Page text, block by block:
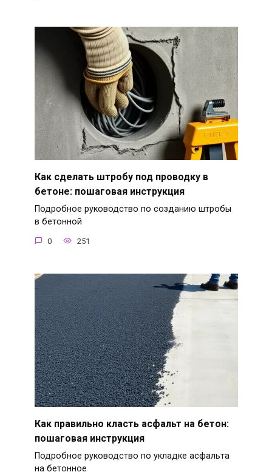
Как сделать штробу под проводку в
бетоне: пошаговая инструкция
Подробное руководство по созданию штробы
в бетонной
0 251
Как правильно класть асфальт на бетон:
пошаговая инструкция
Подробное руководство по укладке асфальта
на бетонное